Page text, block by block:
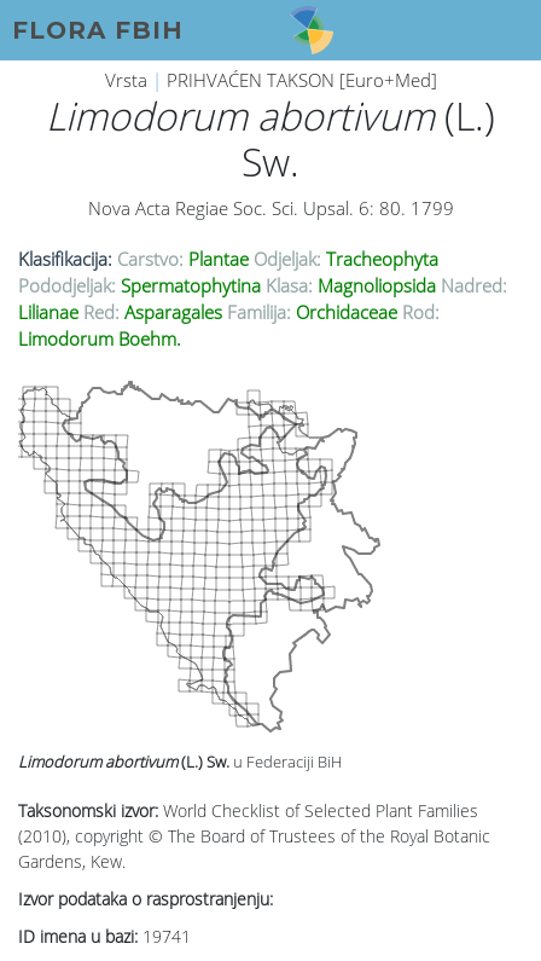
FLORA FBIH
Vrsta | PRIHVAĆEN TAKSON [Euro+Med]
Limodorum abortivum(L.)
Sw.
Nova Acta Regiae Soc. Sci. Upsal. 6: 80. 1799
Klasifikacija: Carstvo: Plantae Odjeljak: Tracheophyta
Pododjeljak: Spermatophytina Klasa: Magnoliopsida Nadred:
Lilianae Red: Asparagales Familija: Orchidaceae Rod:
Limodorum Boehm.
Taksonomski izvor: World Checklist of Selected Plant Families
(2010), copyright © The Board of Trustees of the Royal Botanic
Gardens, Kew.
Izvor podataka o rasprostranjenju:
ID imena u bazi: 19741
Limodorum abortivum(L.) Sw. u Federaciji BiH